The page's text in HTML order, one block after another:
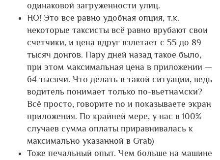
одинаковой загруженности улиц.
НО! Это все равно удобная опция, т.к.
некоторые таксисты всё равно врубают свои
счетчики, и цена вдруг взлетает с 55 до 89
тысяч донгов. Пару дней назад такое было,
при этом максимальная цена в приложении —
64 тысячи. Что делать в такой ситуации, ведь
водитель понимает только по-вьетнамски?
Всё просто, говорите no и показываете экран
приложения. По крайней мере, у нас в 100%
случаев сумма оплаты приравнивалась к
максимально указанной в Grab)
Тоже печальный опыт. Чем больше на машине